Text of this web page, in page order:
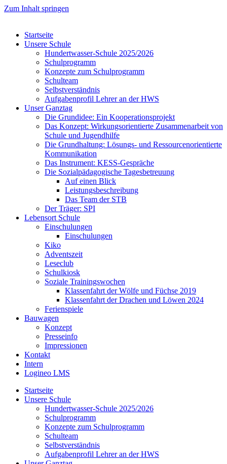
Zum Inhalt springen
Startseite
Unsere Schule
Hundertwasser-Schule 2025/2026
Schulprogramm
Konzepte zum Schulprogramm
Schulteam
Selbst­ver­ständ­nis
Aufgabenprofil Lehrer an der HWS
Unser Ganztag
Die Grundidee: Ein Kooperationsprojekt
Das Konzept: Wirkungsorientierte Zusammenarbeit von
Schule und Jugendhilfe
Die Grundhaltung: Lösungs- und Ressourcenorientierte
Kommunikation
Das Instrument: KESS-Gespräche
Die Sozialpädagogische Tagesbetreuung
Auf einen Blick
Leistungsbeschreibung
Das Team der STB
Der Träger: SPI
Lebensort Schule
Einschulungen
Einschulungen
Kiko
Adventszeit
Leseclub
Schulkiosk
Soziale Trainingswochen
Klassenfahrt der Wölfe und Füchse 2019
Klassenfahrt der Drachen und Löwen 2024
Ferienspiele
Bauwagen
Konzept
Presseinfo
Impressionen
Kontakt
Intern
Logineo LMS
Startseite
Unsere Schule
Hundertwasser-Schule 2025/2026
Schulprogramm
Konzepte zum Schulprogramm
Schulteam
Selbst­ver­ständ­nis
Aufgabenprofil Lehrer an der HWS